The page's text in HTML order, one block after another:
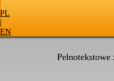
PL
|
EN